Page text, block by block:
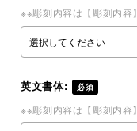
※※彫刻内容は【彫刻内容
英文書体: 必須
※※彫刻内容は【彫刻内容